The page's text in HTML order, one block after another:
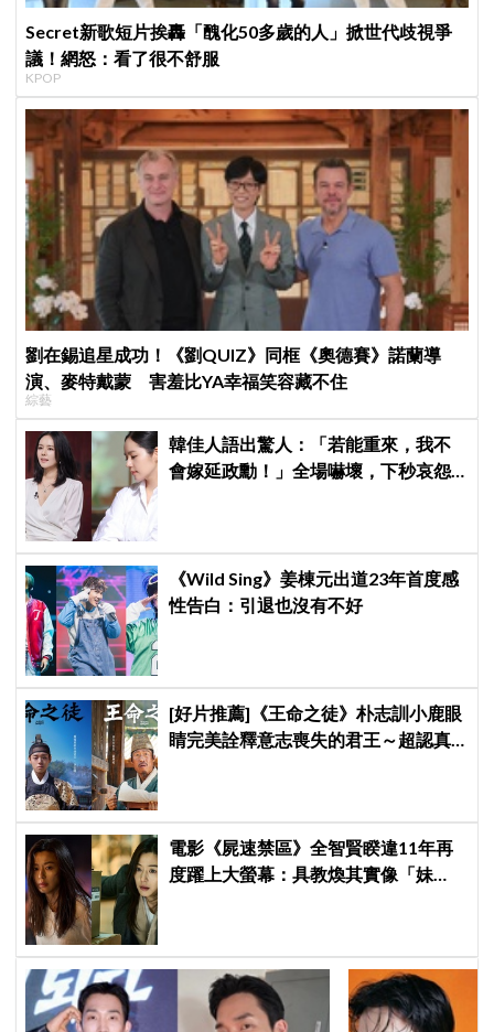
Secret新歌短片挨轟「醜化50多歲的人」掀世代歧視爭
議！網怒：看了很不舒服
KPOP
劉在錫追星成功！《劉QUIZ》同框《奧德賽》諾蘭導
演、麥特戴蒙 害羞比YA幸福笑容藏不住
綜藝
韓佳人語出驚人：「若能重來，我不
會嫁延政勳！」全場嚇壞，下秒哀怨
《Wild Sing》姜棟元出道23年首度感
性告白：引退也沒有不好
[好片推薦]《王命之徒》朴志訓小鹿眼
睛完美詮釋意志喪失的君王～超認真
電影《屍速禁區》全智賢睽違11年再
度躍上大螢幕：具教煥其實像「妹